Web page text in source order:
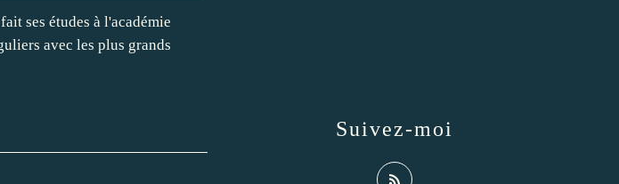
ses études à l'académie
avec les plus grands
Suivez-moi